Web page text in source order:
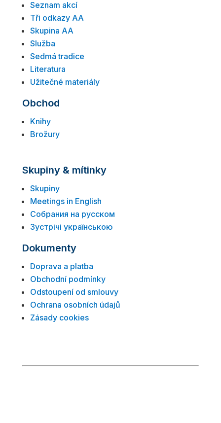
Seznam akcí
Tři odkazy AA
Skupina AA
Služba
Sedmá tradice
Literatura
Užitečné materiály
Obchod
Knihy
Brožury
Skupiny & mítinky
Skupiny
Meetings in English
Собрания на русском
Зустрічі українською
Dokumenty
Doprava a platba
Obchodní podmínky
Odstoupení od smlouvy
Ochrana osobních údajů
Zásady cookies